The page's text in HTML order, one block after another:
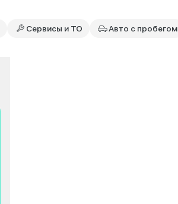
Сервисы и ТО Авто с пробегом